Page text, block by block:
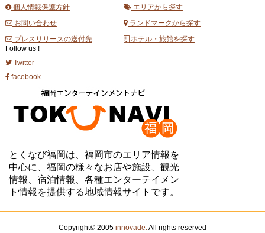
個人情報保護方針
お問い合わせ
プレスリリースの送付先
エリアから探す
ランドマークから探す
ホテル・旅館を探す
Follow us !
Twitter
facebook
とくなび福岡は、福岡市のエリア情報を
中心に、福岡の様々なお店や施設、観光
情報、宿泊情報、各種エンターテイメン
ト情報を提供する地域情報サイトです。
Copyright© 2005 innovade.All rights reserved